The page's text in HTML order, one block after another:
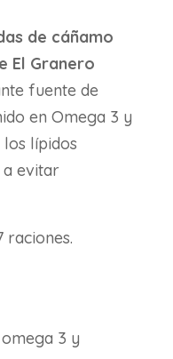
de cáñamo
El Granero
fuente de
en Omega 3 y
lípidos
a evitar
raciones.
3 y